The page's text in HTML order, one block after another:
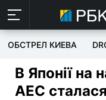
ОБСТРЕЛ КИЕВА
В Японії на
АЕС